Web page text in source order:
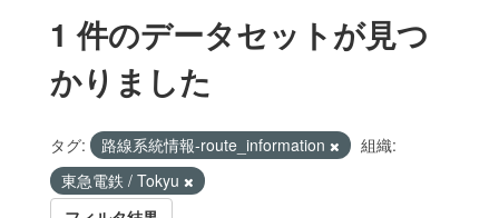
1 件のデータセットが見つ
かりました
タグ: 路線系統情報-route_information
組織:
東急電鉄 / Tokyu